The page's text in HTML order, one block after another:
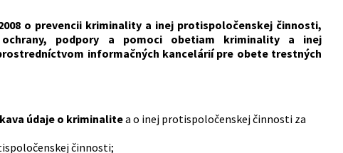
o prevencii kriminality a inej protispoločenskej činnosti,
podpory a pomoci obetiam kriminality a inej
informačných kancelárií pre obete trestných
údaje o kriminalitea o inej protispoločenskej činnosti za
činnosti;